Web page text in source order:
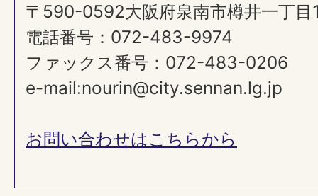
〒590-0592大阪府泉南市樽井一丁目
電話番号：072-483-9974
ファックス番号：072-483-0206
e-mail:nourin@city.sennan.lg.jp
お問い合わせはこちらから